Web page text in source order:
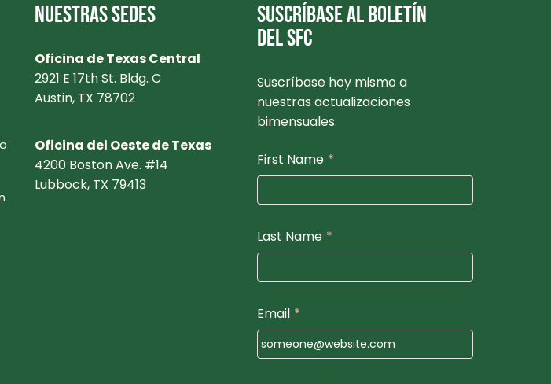
NUESTRAS SEDES
Oficina de Texas Central
2921 E 17th St. Bldg. C
Austin, TX 78702
Oficina del Oeste de Texas
4200 Boston Ave. #14
Lubbock, TX 79413
SUSCRÍBASE AL BOLETÍN
DEL SFC
Suscríbase hoy mismo a
nuestras actualizaciones
bimensuales.
First Name *
Last Name *
Email *